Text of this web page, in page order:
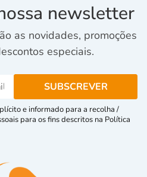
newsletter
as novidades, promoções
especiais.
e informado para a recolha /
para os fins descritos na Política